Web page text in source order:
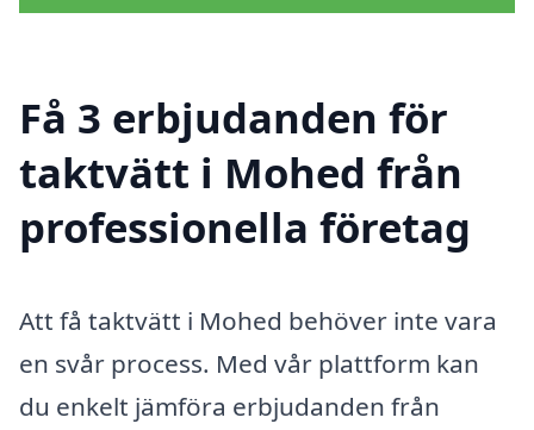
Få 3 erbjudanden för
taktvätt i Mohed från
professionella företag
Att få taktvätt i Mohed behöver inte vara
en svår process. Med vår plattform kan
du enkelt jämföra erbjudanden från